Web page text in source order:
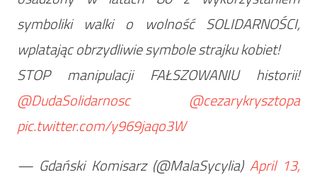
symboliki walki o wolność SOLIDARNOŚCI,
wplatając obrzydliwie symbole strajku kobiet!
STOP manipulacji FAŁSZOWANIU historii!
@DudaSolidarnosc
@cezarykrysztopa
pic.twitter.com/y969jaqo3W
— Gdański Komisarz (@MalaSycylia) April 13,